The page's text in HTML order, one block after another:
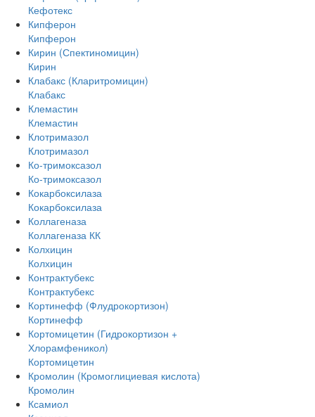
Кефотекс
Кипферон
Кипферон
Кирин (Спектиномицин)
Кирин
Клабакс (Кларитромицин)
Клабакс
Клемастин
Клемастин
Клотримазол
Клотримазол
Ко-тримоксазол
Ко-тримоксазол
Кокарбоксилаза
Кокарбоксилаза
Коллагеназа
Коллагеназа КК
Колхицин
Колхицин
Контрактубекс
Контрактубекс
Кортинефф (Флудрокортизон)
Кортинефф
Кортомицетин (Гидрокортизон +
Хлорамфеникол)
Кортомицетин
Кромолин (Кромоглициевая кислота)
Кромолин
Ксамиол